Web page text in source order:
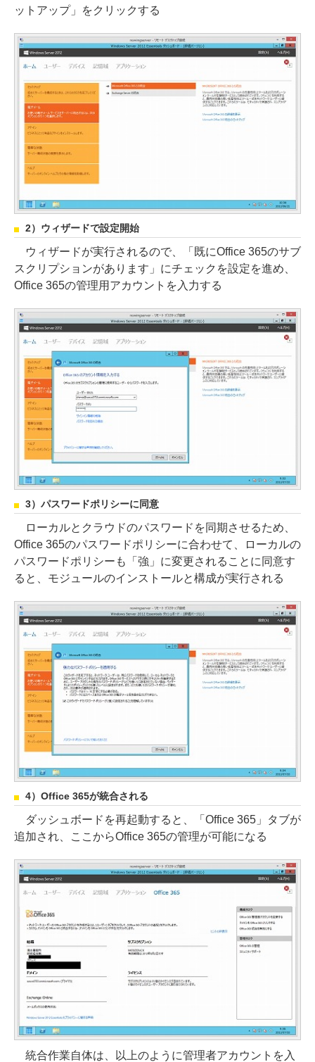
ットアップ」をクリックする
2）ウィザードで設定開始
ウィザードが実行されるので、「既にOffice 365のサブ
スクリプションがあります」にチェックを設定を進め、
Office 365の管理用アカウントを入力する
3）パスワードポリシーに同意
ローカルとクラウドのパスワードを同期させるため、
Office 365のパスワードポリシーに合わせて、ローカルの
パスワードポリシーも「強」に変更されることに同意す
ると、モジュールのインストールと構成が実行される
4）Office 365が統合される
ダッシュボードを再起動すると、「Office 365」タブが
追加され、ここからOffice 365の管理が可能になる
統合作業自体は、以上のように管理者アカウントを入